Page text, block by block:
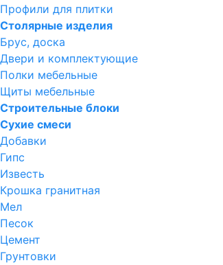
Профили для плитки
Столярные изделия
Брус, доска
Двери и комплектующие
Полки мебельные
Щиты мебельные
Строительные блоки
Сухие смеси
Добавки
Гипс
Известь
Крошка гранитная
Мел
Песок
Цемент
Грунтовки